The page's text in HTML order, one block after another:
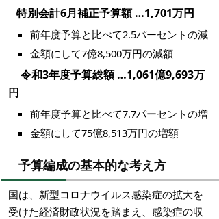
特別会計6月補正予算額 …1,701万円
前年度予算と比べて2.5パーセントの減
金額にして7億8,500万円の減額
令和3年度予算総額 …1,061億9,693万
円
前年度予算と比べて7.7パーセントの増
金額にして75億8,513万円の増額
予算編成の基本的な考え方
国は、新型コロナウイルス感染症の拡大を
受けた経済財政状況を踏まえ、感染症の収